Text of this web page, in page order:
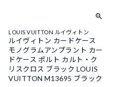
LOUIS VUITTON ルイヴィトン
ルイヴィトン カードケース
モノグラムアンプラント カー
ドケース ポルト カルト・ク
リスクロス ブラック LOUIS
VUITTON M13695 ブラック